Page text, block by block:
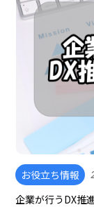
お役立ち情報
企業が行うDX推